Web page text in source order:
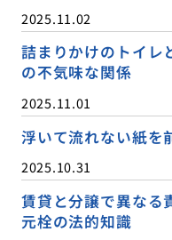
2025.11.02
詰まりかけのトイレ
の不気味な関係
2025.11.01
浮いて流れない紙を
2025.10.31
賃貸と分譲で異なる
元栓の法的知識